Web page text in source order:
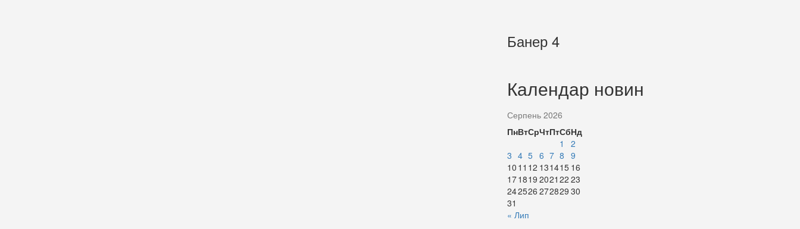
Банер 4
Календар новин
Серпень 2026
ПнВтСрЧтПтСбНд
1
2
3 4 5 6 7 8 9
10 11 12 131415 16
171819 2021 22 23
242526 272829 30
31
« Лип